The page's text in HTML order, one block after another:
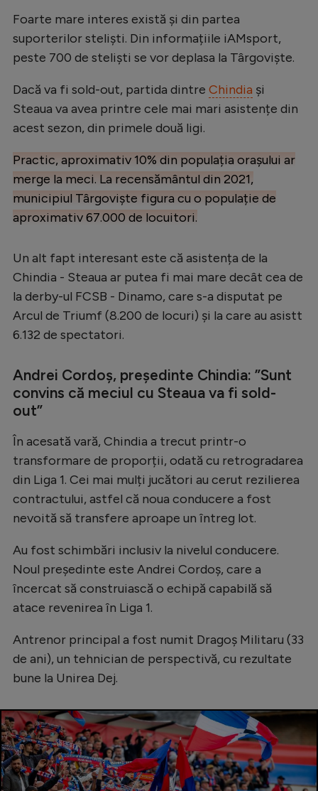
Foarte mare interes există și din partea
suporterilor steliști. Din informațiile iAMsport,
peste 700 de steliști se vor deplasa la Târgoviște.
Dacă va fi sold-out, partida dintre Chindia și
Steaua va avea printre cele mai mari asistențe din
acest sezon, din primele două ligi.
Practic, aproximativ 10% din populația orașului ar
merge la meci. La recensământul din 2021,
municipiul Târgoviște figura cu o populație de
aproximativ 67.000 de locuitori.
Un alt fapt interesant este că asistența de la
Chindia - Steaua ar putea fi mai mare decât cea de
la derby-ul FCSB - Dinamo, care s-a disputat pe
Arcul de Triumf (8.200 de locuri) și la care au asistt
6.132 de spectatori.
Andrei Cordoș, președinte Chindia: ”Sunt
convins că meciul cu Steaua va fi sold-
out”
În acesată vară, Chindia a trecut printr-o
transformare de proporții, odată cu retrogradarea
din Liga 1. Cei mai mulți jucători au cerut rezilierea
contractului, astfel că noua conducere a fost
nevoită să transfere aproape un întreg lot.
Au fost schimbări inclusiv la nivelul conducere.
Noul președinte este Andrei Cordoș, care a
încercat să construiască o echipă capabilă să
atace revenirea în Liga 1.
Antrenor principal a fost numit Dragoș Militaru (33
de ani), un tehnician de perspectivă, cu rezultate
bune la Unirea Dej.